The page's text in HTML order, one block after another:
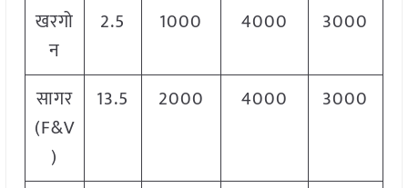
खरगो
न
2.5 1000 4000 3000
सागर
(F&V
)
13.5 2000 4000 3000